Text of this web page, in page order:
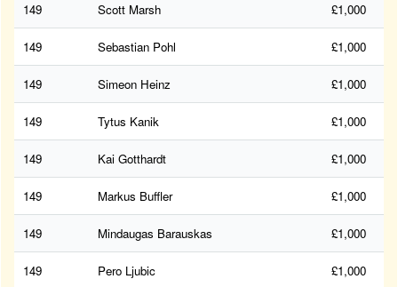
149 Scott Marsh £1,000
149 Sebastian Pohl £1,000
149 Simeon Heinz £1,000
149 Tytus Kanik £1,000
149 Kai Gotthardt £1,000
149 Markus Buffler £1,000
149 Mindaugas Barauskas £1,000
149 Pero Ljubic £1,000